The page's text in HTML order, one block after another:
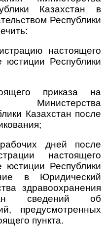
Казахстан в
Республики
настоящего
юстиции Республики
приказа на
Министерства
Казахстан после
дней после
настоящего
юстиции Республики
в Юридический
здравоохранения
сведений об
предусмотренных
пункта.